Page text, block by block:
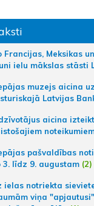
Francijas, Meksikas
ielu mākslas stāsti
muzejs aicina
Latvijas
aicina
pašvaldības
3. līdz 9. augustam (2)
ielas notriekta
viņa